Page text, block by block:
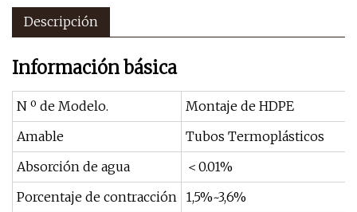
Descripción
Información básica
N º de Modelo.
Montaje de HDPE
Amable
Tubos Termoplásticos
Absorción de agua
＜0.01%
Porcentaje de contracción 1,5%~3,6%